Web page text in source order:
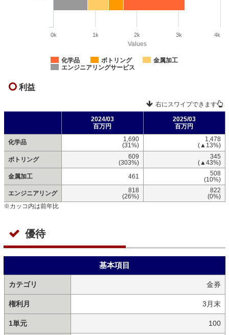
Values
化学品 ボトリング
金属加工
エンジニアリングサービス
0k 1k 2k 3k 4k
利益
右にスワイプできます
2024/03
百万円
2025/03
百万円
化学品
1,690
(31%)
1,478
(▲13%)
ボトリング
609
(303%)
345
(▲43%)
金属加工
461
508
(10%)
エンジニアリング
818
(26%)
822
(0%)
※カッコ内は前年比
優待
基本項目
カテゴリ 金券
権利月 3月末
1単元 100